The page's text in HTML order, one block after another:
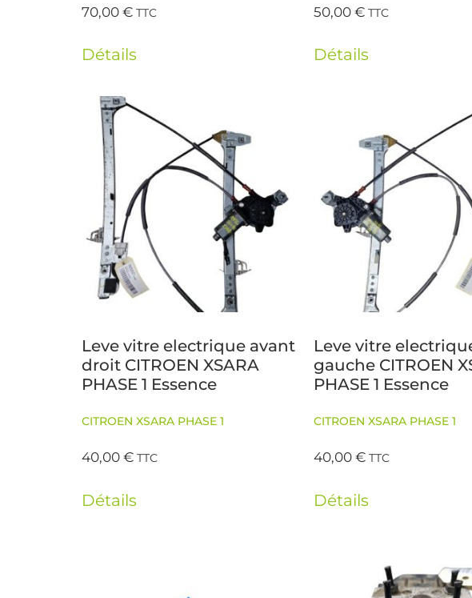
70,00€ TTC
Détails
50,00€ TTC
Détails
Leve vitre electrique avant
droit CITROEN XSARA
PHASE 1 Essence
CITROEN XSARA PHASE 1
40,00€ TTC
Détails
Leve vitre
gauche CITROEN
PHASE 1 Essence
CITROEN XSARA PHASE 1
40,00€ TTC
Détails